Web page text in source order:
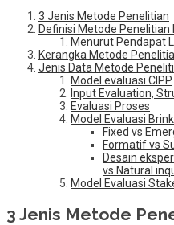
3 Jenis Metode Penelitian
Definisi Metode Penelitian
Menurut Pendapat
Kerangka Metode
Jenis Data Metode
Model evaluasi CIPP
Input Evaluation,
Evaluasi Proses
Model Evaluasi
Fixed vs
Formatif vs
Desain
vs Natural
Model Evaluasi
3 Jenis Metode